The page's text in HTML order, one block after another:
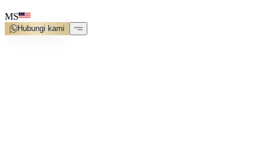
MS
Hubungi kami